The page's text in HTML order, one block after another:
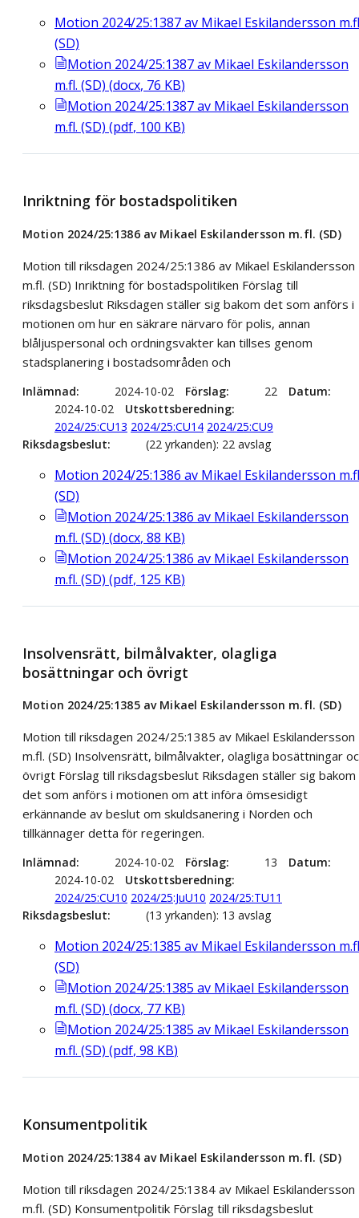
Motion 2024/25:1387 av Mikael Eskilandersson
(SD)
Motion 2024/25:1387 av Mikael Eskilandersson
m.fl. (SD) (docx, 76 KB)
Motion 2024/25:1387 av Mikael Eskilandersson
m.fl. (SD) (pdf, 100 KB)
Inriktning för bostadspolitiken
Motion 2024/25:1386 av Mikael Eskilandersson m.fl. (SD)
Motion till riksdagen 2024/25:1386 av Mikael Eskilandersson
m.fl. (SD) Inriktning för bostadspolitiken Förslag till
riksdagsbeslut Riksdagen ställer sig bakom det som anförs i
motionen om hur en säkrare närvaro för polis, annan
blåljuspersonal och ordningsvakter kan tillses genom
stadsplanering i bostadsområden och
Inlämnad 2024-10-02 Förslag 22
Datum
2024-10-02
Utskottsberedning
2024/25:CU13 2024/25:CU14 2024/25:CU9
Riksdagsbeslut
(22 yrkanden): 22 avslag
Motion 2024/25:1386 av Mikael Eskilandersson
(SD)
Motion 2024/25:1386 av Mikael Eskilandersson
m.fl. (SD) (docx, 88 KB)
Motion 2024/25:1386 av Mikael Eskilandersson
m.fl. (SD) (pdf, 125 KB)
Insolvensrätt, bilmålvakter, olagliga
bosättningar och övrigt
Motion 2024/25:1385 av Mikael Eskilandersson m.fl. (SD)
Motion till riksdagen 2024/25:1385 av Mikael Eskilandersson
m.fl. (SD) Insolvensrätt, bilmålvakter, olagliga bosättningar
övrigt Förslag till riksdagsbeslut Riksdagen ställer sig bakom
det som anförs i motionen om att införa ömsesidigt
erkännande av beslut om skuldsanering i Norden och
tillkännager detta för regeringen.
Inlämnad 2024-10-02 Förslag 13
Datum
2024-10-02
Utskottsberedning
2024/25:CU10 2024/25:JuU10 2024/25:TU11
Riksdagsbeslut
(13 yrkanden): 13 avslag
Motion 2024/25:1385 av Mikael Eskilandersson
(SD)
Motion 2024/25:1385 av Mikael Eskilandersson
m.fl. (SD) (docx, 77 KB)
Motion 2024/25:1385 av Mikael Eskilandersson
m.fl. (SD) (pdf, 98 KB)
Konsumentpolitik
Motion 2024/25:1384 av Mikael Eskilandersson m.fl. (SD)
Motion till riksdagen 2024/25:1384 av Mikael Eskilandersson
m.fl. (SD) Konsumentpolitik Förslag till riksdagsbeslut